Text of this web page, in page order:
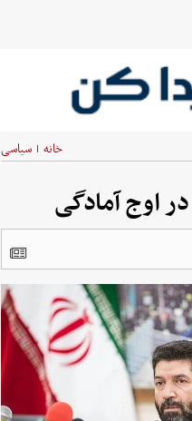
خانه | سیاسی
اوج آمادگی